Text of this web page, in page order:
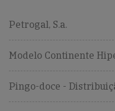
Petrogal, S.a.
Modelo Continente
Pingo-doce -